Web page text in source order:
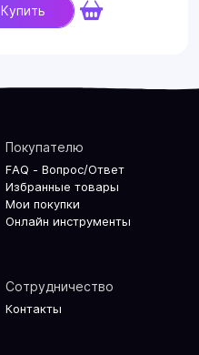
Купить
Покупателю
FAQ - Вопрос/Ответ
Избранные товары
Мои покупки
Онлайн инструменты
Сотрудничество
Контакты